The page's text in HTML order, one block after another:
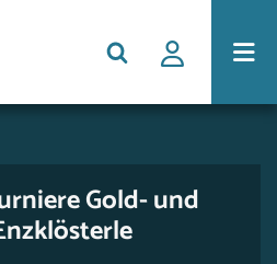
Gold- und